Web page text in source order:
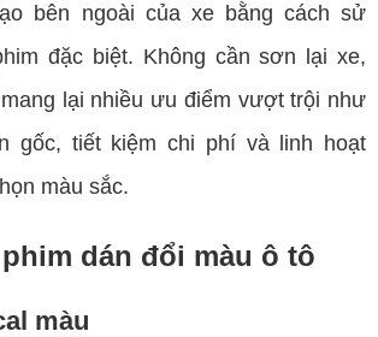
bên ngoài của xe bằng cách sử
đặc biệt. Không cần sơn lại xe,
lại nhiều ưu điểm vượt trội như
gốc, tiết kiệm chi phí và linh hoạt
màu sắc.
dán đổi màu ô tô
màu